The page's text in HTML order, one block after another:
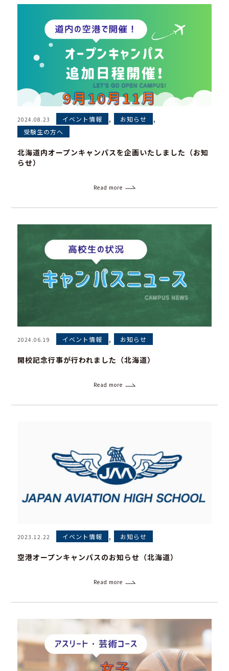
2024.08.23 イベント情報 , お知らせ ,
受験生の方へ
北海道内オープンキャンパスを企画いたしました（お知
らせ）
Read more
2024.06.19 イベント情報 , お知らせ
開校記念行事が行われました（北海道）
Read more
2023.12.22 イベント情報 , お知らせ
空港オープンキャンパスのお知らせ（北海道）
Read more